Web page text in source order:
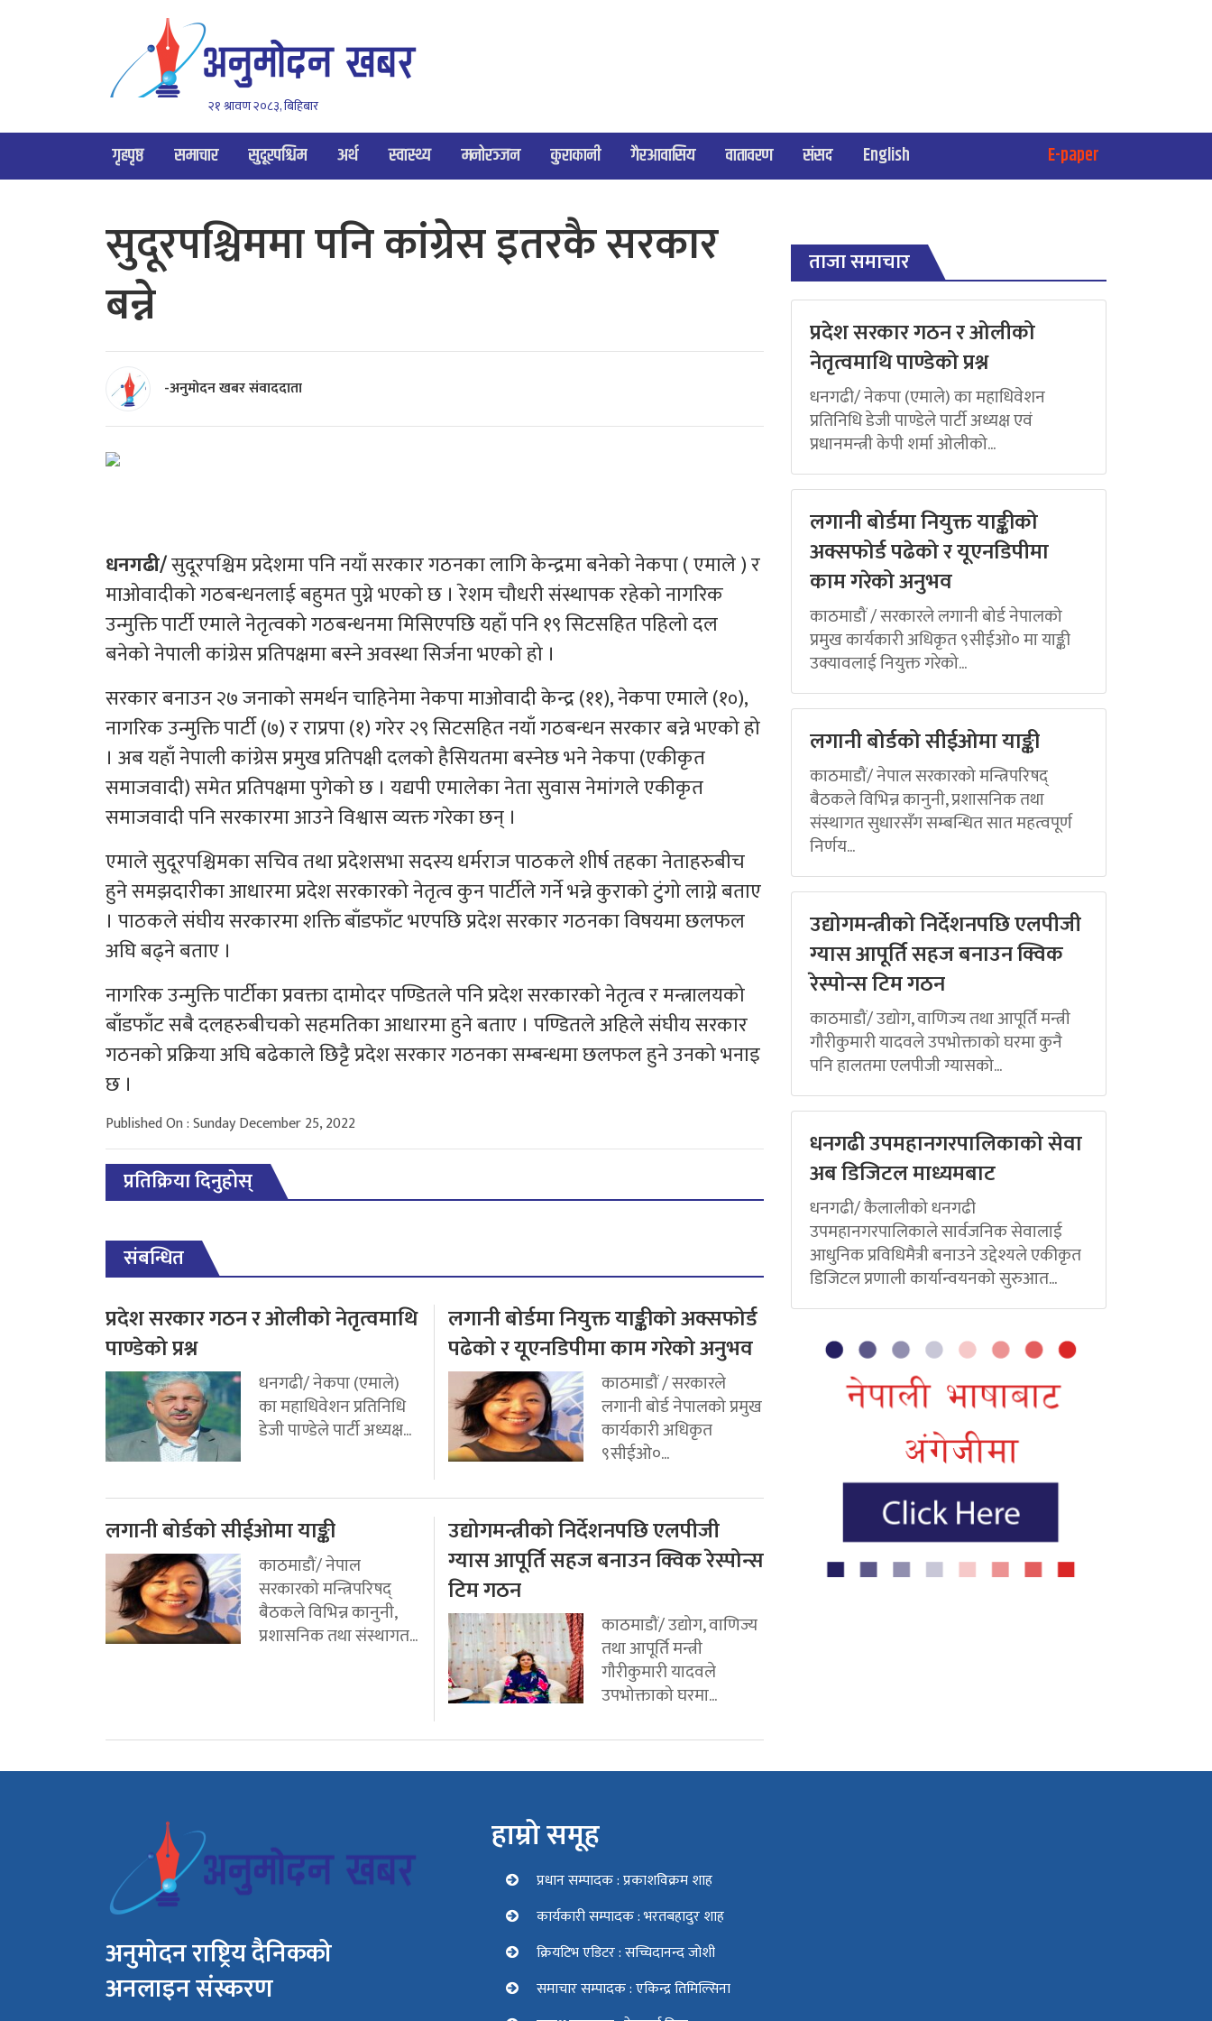
२१ श्रावण २०८३, बिहिबार
गृहपृष्ठ समाचार सुदूरपश्चिम अर्थ स्वास्थ्य मनोरञ्जन कुराकानी गैरआवासिय वातावरण संसद English E-paper
सुदूरपश्चिममा पनि कांग्रेस इतरकै सरकार
बन्ने
-अनुमोदन खबर संवाददाता
धनगढी/सुदूरपश्चिम प्रदेशमा पनि नयाँ सरकार गठनका लागि केन्द्रमा बनेको नेकपा ( एमाले ) र
माओवादीको गठबन्धनलाई बहुमत पुग्ने भएको छ । रेशम चौधरी संस्थापक रहेको नागरिक
उन्मुक्ति पार्टी एमाले नेतृत्वको गठबन्धनमा मिसिएपछि यहाँ पनि १९ सिटसहित पहिलो दल
बनेको नेपाली कांग्रेस प्रतिपक्षमा बस्ने अवस्था सिर्जना भएको हो ।
सरकार बनाउन २७ जनाको समर्थन चाहिनेमा नेकपा माओवादी केन्द्र (११), नेकपा एमाले (१०),
नागरिक उन्मुक्ति पार्टी (७) र राप्रपा (१) गरेर २९ सिटसहित नयाँ गठबन्धन सरकार बन्ने भएको हो
। अब यहाँ नेपाली कांग्रेस प्रमुख प्रतिपक्षी दलको हैसियतमा बस्नेछ भने नेकपा (एकीकृत
समाजवादी) समेत प्रतिपक्षमा पुगेको छ । यद्यपी एमालेका नेता सुवास नेमांगले एकीकृत
समाजवादी पनि सरकारमा आउने विश्वास व्यक्त गरेका छन् ।
एमाले सुदूरपश्चिमका सचिव तथा प्रदेशसभा सदस्य धर्मराज पाठकले शीर्ष तहका नेताहरुबीच
हुने समझदारीका आधारमा प्रदेश सरकारको नेतृत्व कुन पार्टीले गर्ने भन्ने कुराको टुंगो लाग्ने बताए
। पाठकले संघीय सरकारमा शक्ति बाँडफाँट भएपछि प्रदेश सरकार गठनका विषयमा छलफल
अघि बढ्ने बताए ।
नागरिक उन्मुक्ति पार्टीका प्रवक्ता दामोदर पण्डितले पनि प्रदेश सरकारको नेतृत्व र मन्त्रालयको
बाँडफाँट सबै दलहरुबीचको सहमतिका आधारमा हुने बताए । पण्डितले अहिले संघीय सरकार
गठनको प्रक्रिया अघि बढेकाले छिट्टै प्रदेश सरकार गठनका सम्बन्धमा छलफल हुने उनको भनाइ
छ ।
Published On : Sunday December 25, 2022
प्रतिक्रिया दिनुहोस्
संबन्धित
प्रदेश सरकार गठन र ओलीको नेतृत्वमाथि
पाण्डेको प्रश्न
धनगढी/ नेकपा (एमाले)
का महाधिवेशन प्रतिनिधि
डेजी पाण्डेले पार्टी अध्यक्ष...
लगानी बोर्डमा नियुक्त याङ्कीको अक्सफोर्ड
पढेको र यूएनडिपीमा काम गरेको अनुभव
काठमाडौं / सरकारले
लगानी बोर्ड नेपालको प्रमुख
कार्यकारी अधिकृत
९सीईओ०...
लगानी बोर्डको सीईओमा याङ्की
काठमाडौं/ नेपाल
सरकारको मन्त्रिपरिषद्
बैठकले विभिन्न कानुनी,
प्रशासनिक तथा संस्थागत...
उद्योगमन्त्रीको निर्देशनपछि एलपीजी
ग्यास आपूर्ति सहज बनाउन क्विक रेस्पोन्स
टिम गठन
काठमाडौं/ उद्योग, वाणिज्य
तथा आपूर्ति मन्त्री
गौरीकुमारी यादवले
उपभोक्ताको घरमा...
ताजा समाचार
प्रदेश सरकार गठन र ओलीको
नेतृत्वमाथि पाण्डेको प्रश्न
धनगढी/ नेकपा (एमाले) का महाधिवेशन
प्रतिनिधि डेजी पाण्डेले पार्टी अध्यक्ष एवं
प्रधानमन्त्री केपी शर्मा ओलीको...
लगानी बोर्डमा नियुक्त याङ्कीको
अक्सफोर्ड पढेको र यूएनडिपीमा
काम गरेको अनुभव
काठमाडौं / सरकारले लगानी बोर्ड नेपालको
प्रमुख कार्यकारी अधिकृत ९सीईओ० मा याङ्की
उक्यावलाई नियुक्त गरेको...
लगानी बोर्डको सीईओमा याङ्की
काठमाडौं/ नेपाल सरकारको मन्त्रिपरिषद्
बैठकले विभिन्न कानुनी, प्रशासनिक तथा
संस्थागत सुधारसँग सम्बन्धित सात महत्वपूर्ण
निर्णय...
उद्योगमन्त्रीको निर्देशनपछि एलपीजी
ग्यास आपूर्ति सहज बनाउन क्विक
रेस्पोन्स टिम गठन
काठमाडौं/ उद्योग, वाणिज्य तथा आपूर्ति मन्त्री
गौरीकुमारी यादवले उपभोक्ताको घरमा कुनै
पनि हालतमा एलपीजी ग्यासको...
धनगढी उपमहानगरपालिकाको सेवा
अब डिजिटल माध्यमबाट
धनगढी/ कैलालीको धनगढी
उपमहानगरपालिकाले सार्वजनिक सेवालाई
आधुनिक प्रविधिमैत्री बनाउने उद्देश्यले एकीकृत
डिजिटल प्रणाली कार्यान्वयनको सुरुआत...
अनुमोदन राष्ट्रिय दैनिकको
अनलाइन संस्करण
हाम्रो समूह
प्रधान सम्पादक : प्रकाशविक्रम शाह
कार्यकारी सम्पादक : भरतबहादुर शाह
क्रियटिभ एडिटर : सच्चिदानन्द जोशी
समाचार सम्पादक : एकिन्द्र तिमिल्सिना